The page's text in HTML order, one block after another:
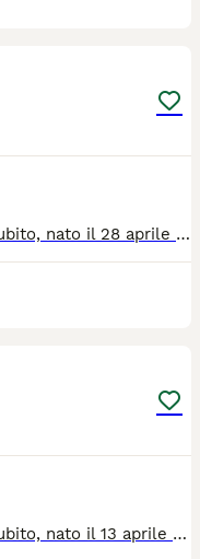
Cucciolo di ragdoll disponibile da subito, nato il 28 aprile Con il suo carattere tranquillo e dolcissimo, il ragdoll è adatto anche per famiglie e come prima esperienza con un gatto. Facile da gestire, ama la compagnia e le coccole. Già svezzato con cibo secco e abituato alla lettiera e al tiragraffi Già vaccinato con prima dose di trivalente (panleucopenia, herpesvirus e calicivirus) , doppio trattamento antiparassitario eseguito con milbemax e libretto sanitario. I GENITORI VIVONO IN CASA CON NOI E HANNO ENTRAMBI IL PEDIGREE (visibile a richiesta) con linee di sangue esenti dalle principali patologie della razza. ( HCM e PKD N/N). Il cucciolo non ha pedigree. Consegna di persona. Tutti i nostri cuccioli vivono in casa con noi, quindi per motivi di privacy non consentiamo visite nella nostra abitazione. Molte altre foto e video a richiesta. Prezzo 450 euro Solo persone serie, educate e davvero interessate
Cucciolo di ragdoll disponibile da subito, nato il 13 aprile Con il suo carattere tranquillo e dolcissimo, il ragdoll è adatto anche per famiglie e come prima esperienza con un gatto. Facile da gestire, ama la compagnia e le coccole. Già svezzato con cibo secco e abituato alla lettiera e al tiragraffi Già vaccinato con prima dose di trivalente (panleucopenia, herpesvirus e calicivirus) , doppio trattamento antiparassitario eseguito con milbemax e libretto sanitario. I GENITORI VIVONO IN CASA CON NOI E HANNO ENTRAMBI IL PEDIGREE (visibile a richiesta) con linee di sangue esenti dalle principali patologie della razza. ( HCM e PKD N/N). Il cucciolo non ha pedigree. Consegna di persona a Romagnano Sesia e limitrofi. I cuccioli vivono in casa con noi per cui per motivi di privacy non consentiamo visite nella nostra abitazione. Molte altre foto e video a richiesta. Prezzo 450 euro Solo persone serie, educate e interessate Grazie.